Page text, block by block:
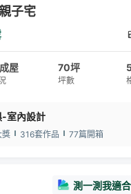
子宅
屋 70坪
坪數
-室內設計
獎
316套作品 77篇開箱
測一測我適